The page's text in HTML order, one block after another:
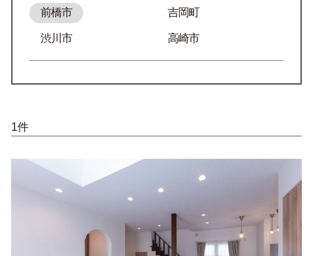
前橋市 吉岡町
渋川市 高崎市
1件